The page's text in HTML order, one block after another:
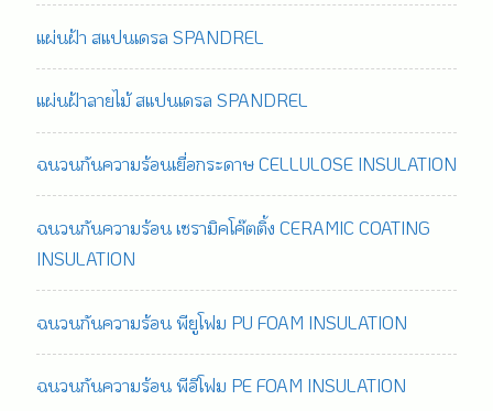
แผ่นฝ้า สแปนเดรล SPANDREL
แผ่นฝ้าลายไม้ สแปนเดรล SPANDREL
ฉนวนกันความร้อนเยื่อกระดาษ CELLULOSE INSULATION
ฉนวนกันความร้อน เซรามิคโค๊ตติ้ง CERAMIC COATING
INSULATION
ฉนวนกันความร้อน พียูโฟม PU FOAM INSULATION
ฉนวนกันความร้อน พีอีโฟม PE FOAM INSULATION